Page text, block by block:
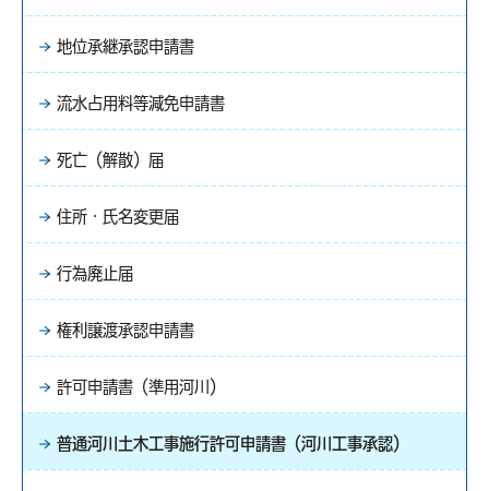
地位承継承認申請書
流水占用料等減免申請書
死亡（解散）届
住所・氏名変更届
行為廃止届
権利譲渡承認申請書
許可申請書（準用河川）
普通河川土木工事施行許可申請書（河川工事承認）